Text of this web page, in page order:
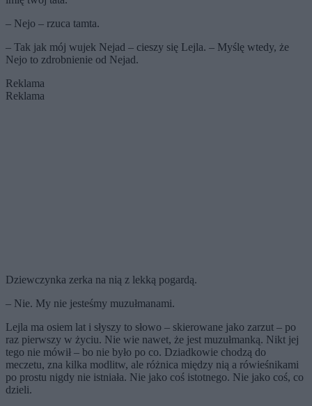
– Nejo – rzuca tamta.
– Tak jak mój wujek Nejad – cieszy się Lejla. – Myślę wtedy, że
Nejo to zdrobnienie od Nejad.
Reklama
Reklama
Dziewczynka zerka na nią z lekką pogardą.
– Nie. My nie jesteśmy muzułmanami.
Lejla ma osiem lat i słyszy to słowo – skierowane jako zarzut – po
raz pierwszy w życiu. Nie wie nawet, że jest muzułmanką. Nikt jej
tego nie mówił – bo nie było po co. Dziadkowie chodzą do
meczetu, zna kilka modlitw, ale różnica między nią a rówieśnikami
po prostu nigdy nie istniała. Nie jako coś istotnego. Nie jako coś, co
dzieli.